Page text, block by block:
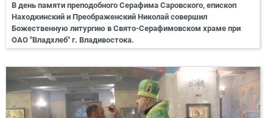
В день памяти преподобного Серафима Саровского, епископ
Находкинский и Преображенский Николай совершил
Божественную литургию в Свято-Серафимовском храме при
ОАО "Владхлеб" г. Владивостока.